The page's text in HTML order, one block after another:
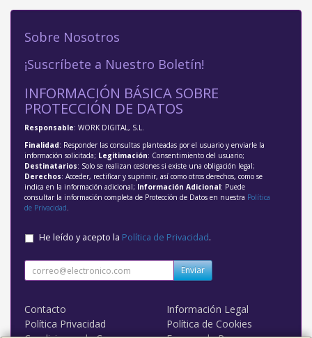
Sobre Nosotros
¡Suscríbete a Nuestro Boletín!
INFORMACIÓN BÁSICA SOBRE
PROTECCIÓN DE DATOS
Responsable: WORK DIGITAL, S.L.
Finalidad: Responder las consultas planteadas por el usuario y enviarle la
información solicitada; Legitimación: Consentimiento del usuario;
Destinatarios: Solo se realizan cesiones si existe una obligación legal;
Derechos: Acceder, rectificar y suprimir, así como otros derechos, como se
indica en la información adicional; Información Adicional: Puede
consultar la información completa de Protección de Datos en nuestra Política
de Privacidad.
He leído y acepto la Política de Privacidad.
Enviar
Contacto
Información Legal
Política Privacidad
Política de Cookies